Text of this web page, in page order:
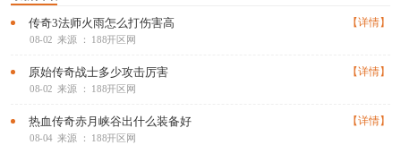
传奇3法师火雨怎么打伤害高
08-02 来源 ： 188开区网
【详情】
原始传奇战士多少攻击厉害
08-02 来源 ： 188开区网
【详情】
热血传奇赤月峡谷出什么装备好
08-04 来源 ： 188开区网
【详情】